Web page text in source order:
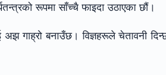
रूपमा साँच्चै फाइदा उठाएका छौं।
अझ गाह्रो बनाउँछ। विज्ञहरूले चेतावनी